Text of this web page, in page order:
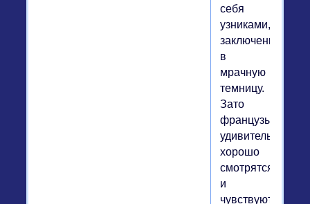
себя
узниками,
заключенными
в
мрачную
темницу.
Зато
французы
удивительно
хорошо
смотрятся
и
чувствуют